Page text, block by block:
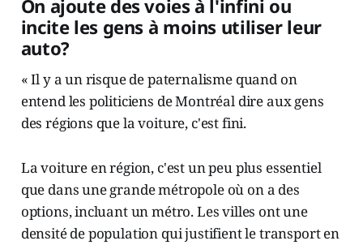
On ajoute des voies à l'infini ou
incite les gens à moins utiliser leur
auto?
« Il y a un risque de paternalisme quand on
entend les politiciens de Montréal dire aux gens
des régions que la voiture, c'est fini.
La voiture en région, c'est un peu plus essentiel
que dans une grande métropole où on a des
options, incluant un métro. Les villes ont une
densité de population qui justifient le transport en